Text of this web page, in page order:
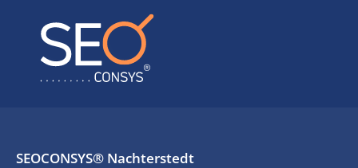
SEOCONSYS® Nachterstedt